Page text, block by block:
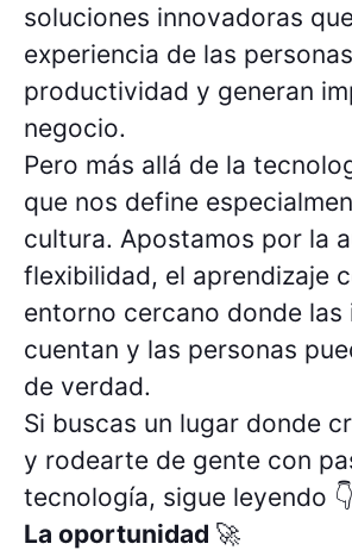
soluciones innovadoras
experiencia de las
productividad y generan
negocio.
Pero más allá de la
que nos define
cultura. Apostamos por la
flexibilidad, el aprendizaje
entorno cercano donde las
cuentan y las personas
de verdad.
Si buscas un lugar donde
y rodearte de gente con
tecnología, sigue leyendo 👇
La oportunidad 🚀